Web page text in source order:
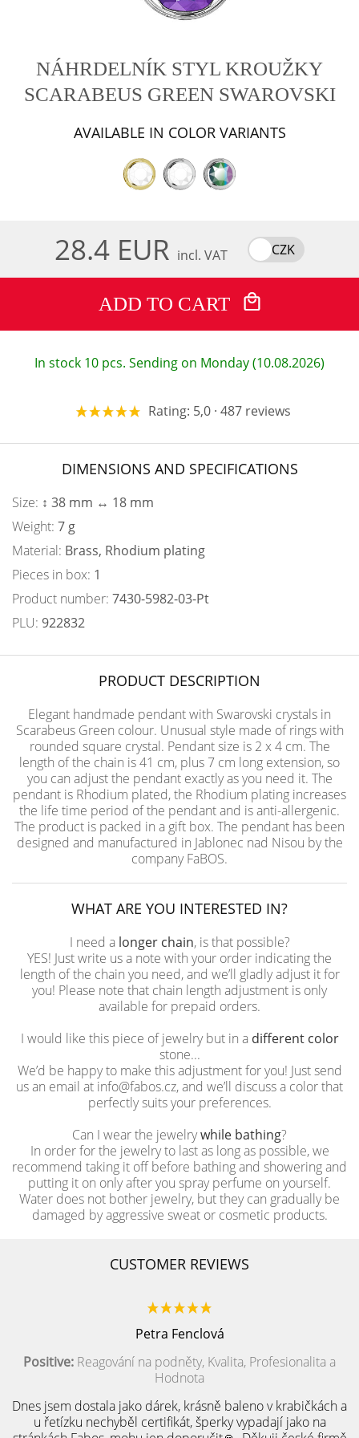
NÁHRDELNÍK STYL KROUŽKY
SCARABEUS GREEN SWAROVSKI
AVAILABLE IN COLOR VARIANTS
28.4 EUR incl. VAT CZK
ADD TO CART
In stock 10 pcs. Sending on Monday (10.08.2026)
Rating: 5,0 · 487 reviews
DIMENSIONS AND SPECIFICATIONS
Size: ↕ 38 mm ↔ 18 mm
Weight: 7 g
Material: Brass, Rhodium plating
Pieces in box: 1
Product number: 7430-5982-03-Pt
PLU: 922832
PRODUCT DESCRIPTION
Elegant handmade pendant with Swarovski crystals in
Scarabeus Green colour. Unusual style made of rings with
rounded square crystal. Pendant size is 2 x 4 cm. The
length of the chain is 41 cm, plus 7 cm long extension, so
you can adjust the pendant exactly as you need it. The
pendant is Rhodium plated, the Rhodium plating increases
the life time period of the pendant and is anti-allergenic.
The product is packed in a gift box. The pendant has been
designed and manufactured in Jablonec nad Nisou by the
company FaBOS.
WHAT ARE YOU INTERESTED IN?
I need a longer chain, is that possible?
YES! Just write us a note with your order indicating the
length of the chain you need, and we’ll gladly adjust it for
you! Please note that chain length adjustment is only
available for prepaid orders.
I would like this piece of jewelry but in a different color
stone...
We’d be happy to make this adjustment for you! Just send
us an email at info@fabos.cz, and we’ll discuss a color that
perfectly suits your preferences.
Can I wear the jewelrywhile bathing?
In order for the jewelry to last as long as possible, we
recommend taking it off before bathing and showering and
putting it on only after you spray perfume on yourself.
Water does not bother jewelry, but they can gradually be
damaged by aggressive sweat or cosmetic products.
CUSTOMER REVIEWS
Petra Fenclová
Positive: Reagování na podněty, Kvalita, Profesionalita a
Hodnota
Dnes jsem dostala jako dárek, krásně baleno v krabičkách a
u řetízku nechyběl certifikát, šperky vypadají jako na